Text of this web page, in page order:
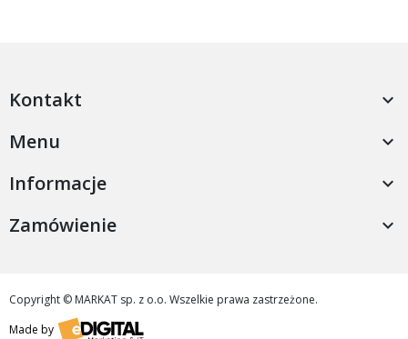
Kontakt 
Menu 
Informacje 
Zamówienie 
Copyright © MARKAT sp. z o.o. Wszelkie prawa zastrzeżone.
Made by